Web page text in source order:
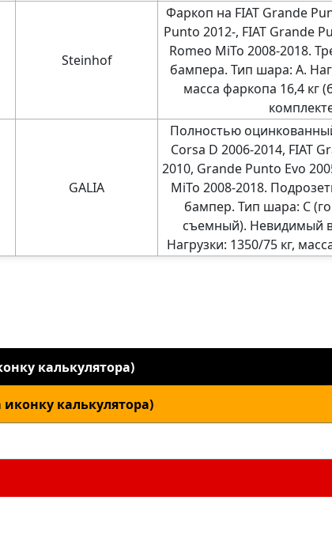
Steinhof
Фаркоп на FIAT Grande
Punto 2012-, FIAT Grande
Romeo MiTo 2008-2018.
бампера. Тип шара: A.
масса фаркопа 16,4 кг
GALIA
Полностью
Corsa D 2006-2014, FIAT
2010, Grande Punto Evo
MiTo 2008-2018.
бампер. Тип шара: C
съемный). Невидимый
Нагрузки: 1350/75 кг,
калькулятора)
калькулятора)